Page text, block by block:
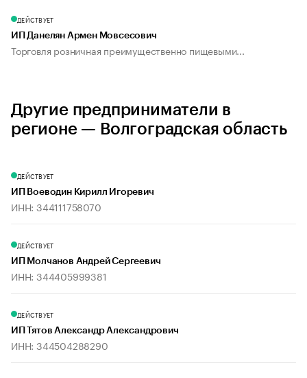
ДЕЙСТВУЕТ
ИП Данелян Армен Мовсесович
Торговля розничная преимущественно пищевыми...
Другие предприниматели в
регионе — Волгоградская область
ДЕЙСТВУЕТ
ИП Воеводин Кирилл Игоревич
ИНН: 344111758070
ДЕЙСТВУЕТ
ИП Молчанов Андрей Сергеевич
ИНН: 344405999381
ДЕЙСТВУЕТ
ИП Тятов Александр Александрович
ИНН: 344504288290